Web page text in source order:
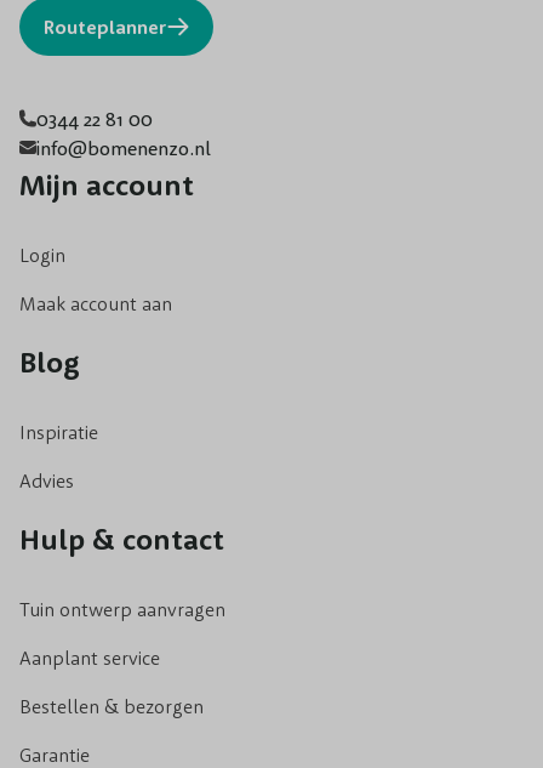
Routeplanner
0344 22 81 00
info@bomenenzo.nl
Mijn account
Login
Maak account aan
Blog
Inspiratie
Advies
Hulp & contact
Tuin ontwerp aanvragen
Aanplant service
Bestellen & bezorgen
Garantie